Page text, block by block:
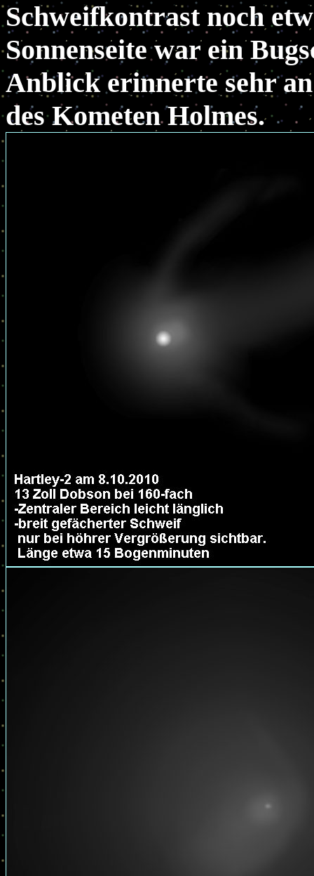
Schweifkontrast noch
Sonnenseite war ein
Anblick erinnerte sehr
des Kometen Holmes.